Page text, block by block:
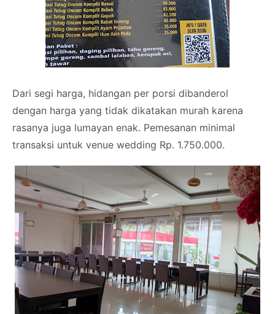
Dari segi harga, hidangan per porsi dibanderol
dengan harga yang tidak dikatakan murah karena
rasanya juga lumayan enak. Pemesanan minimal
transaksi untuk venue wedding Rp. 1.750.000.